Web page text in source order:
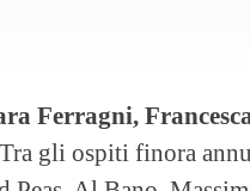
Ferragni,
gli ospiti finora